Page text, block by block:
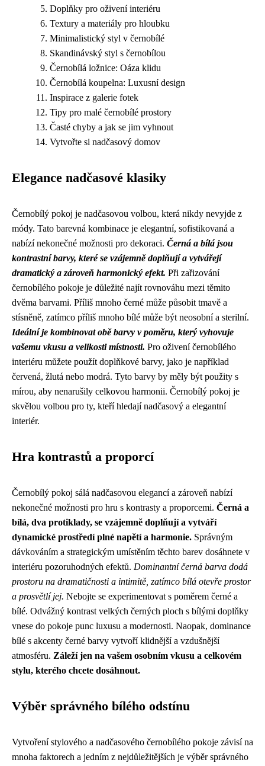
Doplňky pro oživení interiéru
Textury a materiály pro hloubku
Minimalistický styl v černobílé
Skandinávský styl s černobílou
Černobílá ložnice: Oáza klidu
Černobílá koupelna: Luxusní design
Inspirace z galerie fotek
Tipy pro malé černobílé prostory
Časté chyby a jak se jim vyhnout
Vytvořte si nadčasový domov
Elegance nadčasové klasiky
Černobílý pokoj je nadčasovou volbou, která nikdy nevyjde z
módy. Tato barevná kombinace je elegantní, sofistikovaná a
nabízí nekonečné možnosti pro dekoraci. Černá a bílá jsou
kontrastní barvy, které se vzájemně doplňují a vytvářejí
dramatický a zároveň harmonický efekt. Při zařizování
černobílého pokoje je důležité najít rovnováhu mezi těmito
dvěma barvami. Příliš mnoho černé může působit tmavě a
stísněně, zatímco příliš mnoho bílé může být neosobní a sterilní.
Ideální je kombinovat obě barvy v poměru, který vyhovuje
vašemu vkusu a velikosti místnosti. Pro oživení černobílého
interiéru můžete použít doplňkové barvy, jako je například
červená, žlutá nebo modrá. Tyto barvy by měly být použity s
mírou, aby nenarušily celkovou harmonii. Černobílý pokoj je
skvělou volbou pro ty, kteří hledají nadčasový a elegantní
interiér.
Hra kontrastů a proporcí
Černobílý pokoj sálá nadčasovou elegancí a zároveň nabízí
nekonečné možnosti pro hru s kontrasty a proporcemi. Černá a
bílá, dva protiklady, se vzájemně doplňují a vytváří
dynamické prostředí plné napětí a harmonie. Správným
dávkováním a strategickým umístěním těchto barev dosáhnete v
interiéru pozoruhodných efektů. Dominantní černá barva dodá
prostoru na dramatičnosti a intimitě, zatímco bílá otevře prostor
a prosvětlí jej. Nebojte se experimentovat s poměrem černé a
bílé. Odvážný kontrast velkých černých ploch s bílými doplňky
vnese do pokoje punc luxusu a modernosti. Naopak, dominance
bílé s akcenty černé barvy vytvoří klidnější a vzdušnější
atmosféru. Záleží jen na vašem osobním vkusu a celkovém
stylu, kterého chcete dosáhnout.
Výběr správného bílého odstínu
Vytvoření stylového a nadčasového černobílého pokoje závisí na
mnoha faktorech a jedním z nejdůležitějších je výběr správného